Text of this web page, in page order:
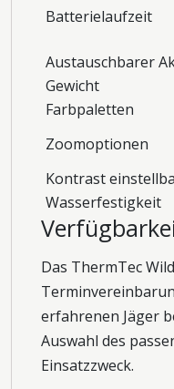
Batterielaufzeit
Austauschbarer
Gewicht
Farbpaletten
Zoomoptionen
Kontrast
Wasserfestigkeit
Das ThermTec
erfahrenen Jäger
Auswahl des
Einsatzzweck.